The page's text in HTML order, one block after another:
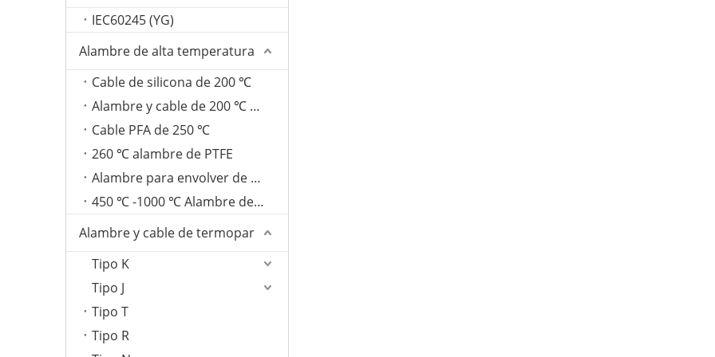
IEC60245 (YG)
Alambre de alta temperatura
Cable de silicona de 200 ℃
Alambre y cable de 200 ℃ FEP
Cable PFA de 250 ℃
260 ℃ alambre de PTFE
Alambre para envolver de fibra de vidrio de 350 ℃
450 ℃ -1000 ℃ Alambre de mica
Alambre y cable de termopar
Tipo K
Tipo J
Tipo T
Tipo R